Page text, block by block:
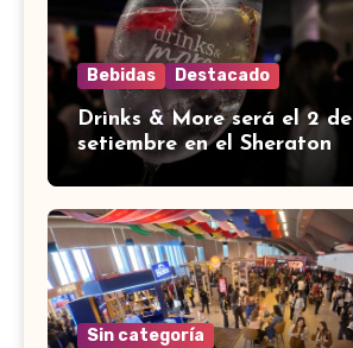
Bebidas Destacado
Drinks & More será el 2 de
setiembre en el Sheraton
Sin categoría